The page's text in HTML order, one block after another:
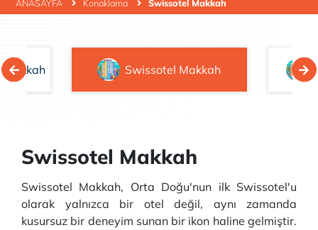
ANASAYFA Konaklama Swissotel Makkah
Makkah Swissotel Makkah
Swissotel Makkah
Swissotel Makkah, Orta Doğu'nun ilk Swissotel'u
olarak yalnızca bir otel değil, aynı zamanda
kusursuz bir deneyim sunan bir ikon haline gelmiştir.